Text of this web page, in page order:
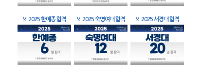
🏅 2025 한예종 합격 🏅 2025 숙명여대 합격 🏅 2025 서경대 합격